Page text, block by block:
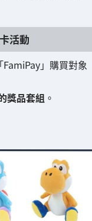
活動
」購買對象
獎品套組 。